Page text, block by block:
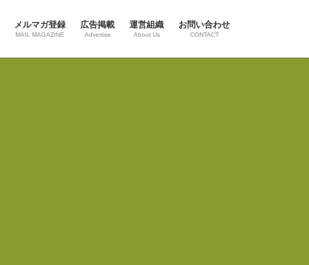
メルマガ登録
MAIL MAGAZINE
広告掲載
Advertise
運営組織
About Us
お問い合わせ
CONTACT